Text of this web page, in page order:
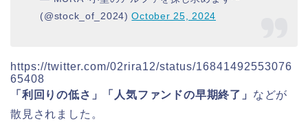
(@stock_of_2024)October 25, 2024
https://twitter.com/02rira12/status/16841492553076
65408
「利回りの低さ」「人気ファンドの早期終了」 などが
散見されました。